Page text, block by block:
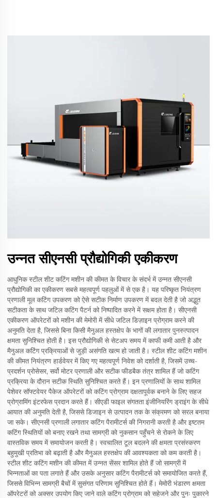
उन्नत सीएनसी प्रौद्योगिकी एकीकरण
आधुनिक स्टील शीट कटिंग मशीन की कीमत के विचार के संदर्भ में उन्नत सीएनसी
प्रौद्योगिकी का एकीकरण सबसे महत्वपूर्ण पहलुओं में से एक है। यह परिष्कृत नियंत्रण
प्रणाली मूल कटिंग उपकरण को ऐसे सटीक निर्माण उपकरण में बदल देती है जो अद्भुत
सटीकता के साथ जटिल कटिंग पैटर्न को निष्पादित करने में सक्षम होता है। सीएनसी
एकीकरण ऑपरेटरों को मशीन की मेमोरी में सीधे जटिल डिज़ाइन प्रोग्राम करने की
अनुमति देता है, जिससे बिना किसी मैनुअल हस्तक्षेप के भागों की लगातार पुनरुत्पादन
क्षमता सुनिश्चित होती है। इस प्रौद्योगिकी से सेटअप समय में काफी कमी आती है और
मैनुअल कटिंग प्रक्रियाओं से जुड़ी असंगति खत्म हो जाती है। स्टील शीट कटिंग मशीन
की कीमत नियंत्रण हार्डवेयर में किए गए महत्वपूर्ण निवेश को दर्शाती है, जिसमें उच्च-
प्रदर्शन प्रोसेसर, सर्वो मोटर प्रणाली और सटीक फीडबैक तंत्र शामिल हैं जो कटिंग
प्रक्रिया के दौरान सटीक स्थिति सुनिश्चित करते हैं। इन प्रणालियों के साथ शामिल
पेशेवर सॉफ्टवेयर पैकेज ऑपरेटरों को कटिंग प्रोग्राम दक्षतापूर्वक बनाने के लिए सहज
प्रोग्रामिंग इंटरफेस प्रदान करते हैं। सीएडी फाइल संगतता इंजीनियरिंग ड्राइंग के सीधे
आयात की अनुमति देती है, जिससे डिजाइन से उत्पादन तक के संक्रमण को सरल बनाया
जा सके। सीएनसी प्रणाली लगातार कटिंग पैरामीटर्स की निगरानी करती है और इष्टतम
कटिंग स्थितियों को बनाए रखने तथा सामग्री को नुकसान पहुँचने से रोकने के लिए
वास्तविक समय में समायोजन करती है। स्वचालित टूल बदलने की क्षमता प्रसंस्करण
बहुमुखी प्रतिभा को बढ़ाती है और मैनुअल हस्तक्षेप की आवश्यकता को कम करती है।
स्टील शीट कटिंग मशीन की कीमत में उन्नत सेंसर शामिल होते हैं जो सामग्री में
भिन्नताओं का पता लगाते हैं और उसके अनुसार कटिंग पैरामीटर्स को समायोजित करते हैं,
जिससे विभिन्न सामग्री बैचों में सुसंगत परिणाम सुनिश्चित होते हैं। मेमोरी भंडारण क्षमता
ऑपरेटरों को अक्सर उपयोग किए जाने वाले कटिंग प्रोग्राम को सहेजने और पुनः पुकारने